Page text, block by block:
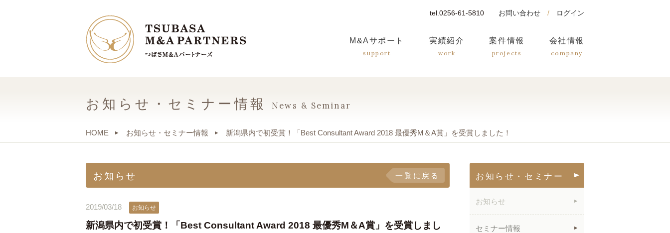
tel.0256-61-5810 お問い合わせ / ログイン
M&Aサポート
support
実績紹介
work
案件情報
projects
会社情報
company
お知らせ・セミナー情報 News & Seminar
HOME お知らせ・セミナー情報 新潟県内で初受賞！「Best Consultant Award 2018 最優秀M＆A賞」を受賞しました！
お知らせ 一覧に戻る
2019/03/18 お知らせ
新潟県内で初受賞！「Best Consultant Award 2018 最優秀M＆A賞」を受賞しまし
お知らせ・セミナー
お知らせ
セミナー情報